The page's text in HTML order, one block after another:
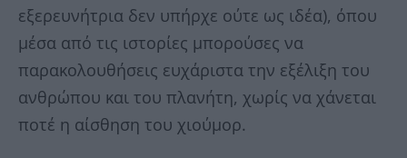
εξερευνήτρια δεν υπήρχε ούτε ως ιδέα), όπου
μέσα από τις ιστορίες μπορούσες να
παρακολουθήσεις ευχάριστα την εξέλιξη του
ανθρώπου και του πλανήτη, χωρίς να χάνεται
ποτέ η αίσθηση του χιούμορ.